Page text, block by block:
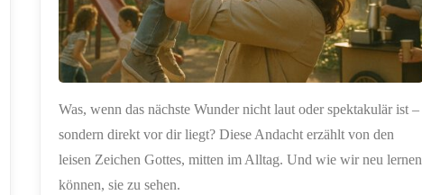
Was, wenn das nächste Wunder nicht laut oder spektakulär ist –
sondern direkt vor dir liegt? Diese Andacht erzählt von den
leisen Zeichen Gottes, mitten im Alltag. Und wie wir neu lernen
können, sie zu sehen.